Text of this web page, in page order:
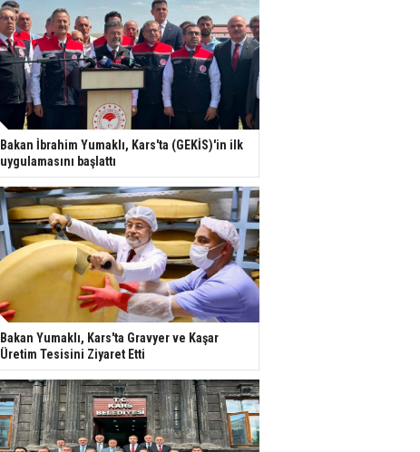
Bakan İbrahim Yumaklı, Kars'ta (GEKİS)'in ilk
uygulamasını başlattı
Bakan Yumaklı, Kars'ta Gravyer ve Kaşar
Üretim Tesisini Ziyaret Etti